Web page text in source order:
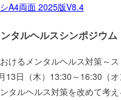
A4両面 2025版V8.4
ルヘルスシンポジウム
るメンタルヘルス対策～ス
日（木）13:30～16:30（オ
ルヘルス対策を改めて考え